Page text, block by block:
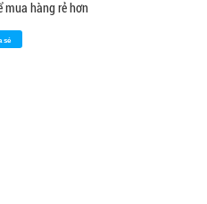
mua hàng rẻ hơn
sẻ